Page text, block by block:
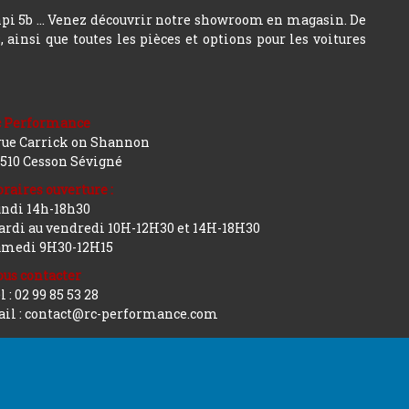
5b ... Venez découvrir notre showroom en magasin. De
ainsi que toutes les pièces et options pour les voitures
Performance
Carrick on Shannon
Cesson Sévigné
ouverture :
14h-18h30
au vendredi 10H-12H30 et 14H-18H30
9H30-12H15
contacter
: 02 99 85 53 28
: contact@rc-performance.com